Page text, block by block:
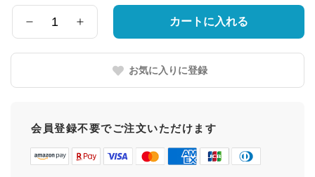
県
量
カートに入れる
お気に入りに登録
会員登録不要でご注文いただけます